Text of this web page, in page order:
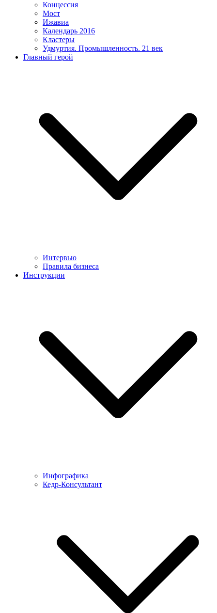
Концессия
Мост
Ижавиа
Календарь 2016
Кластеры
Удмуртия. Промышленность. 21 век
Главный герой
Интервью
Правила бизнеса
Инструкции
Инфографика
Кедр-Консультант